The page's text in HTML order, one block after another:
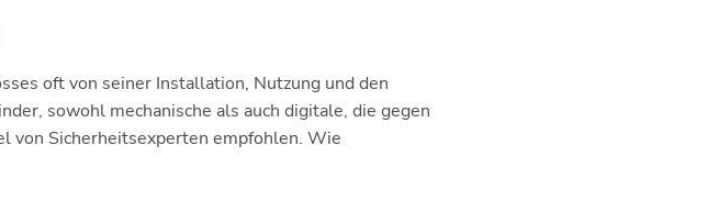
oft von seiner Installation, Nutzung und den
sowohl mechanische als auch digitale, die gegen
von Sicherheitsexperten empfohlen. Wie